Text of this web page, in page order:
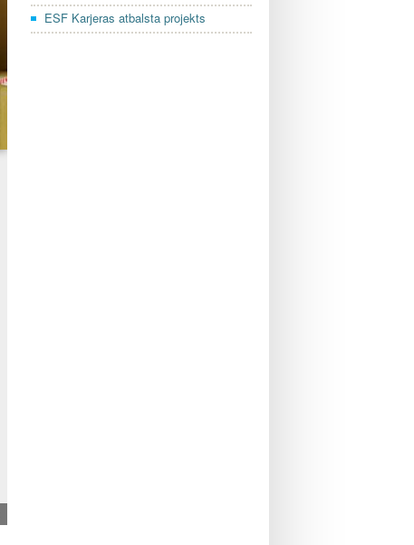
ESF Karjeras atbalsta projekts